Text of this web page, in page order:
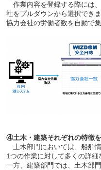
作業内容を登録する際には
社をプルダウンから選択でき
協力会社の労働者数を自動で集
④土木・建築それぞれの特徴
土木部門においては、船舶
1つの作業に対して多くの詳細
一方、建築部門では、土木部